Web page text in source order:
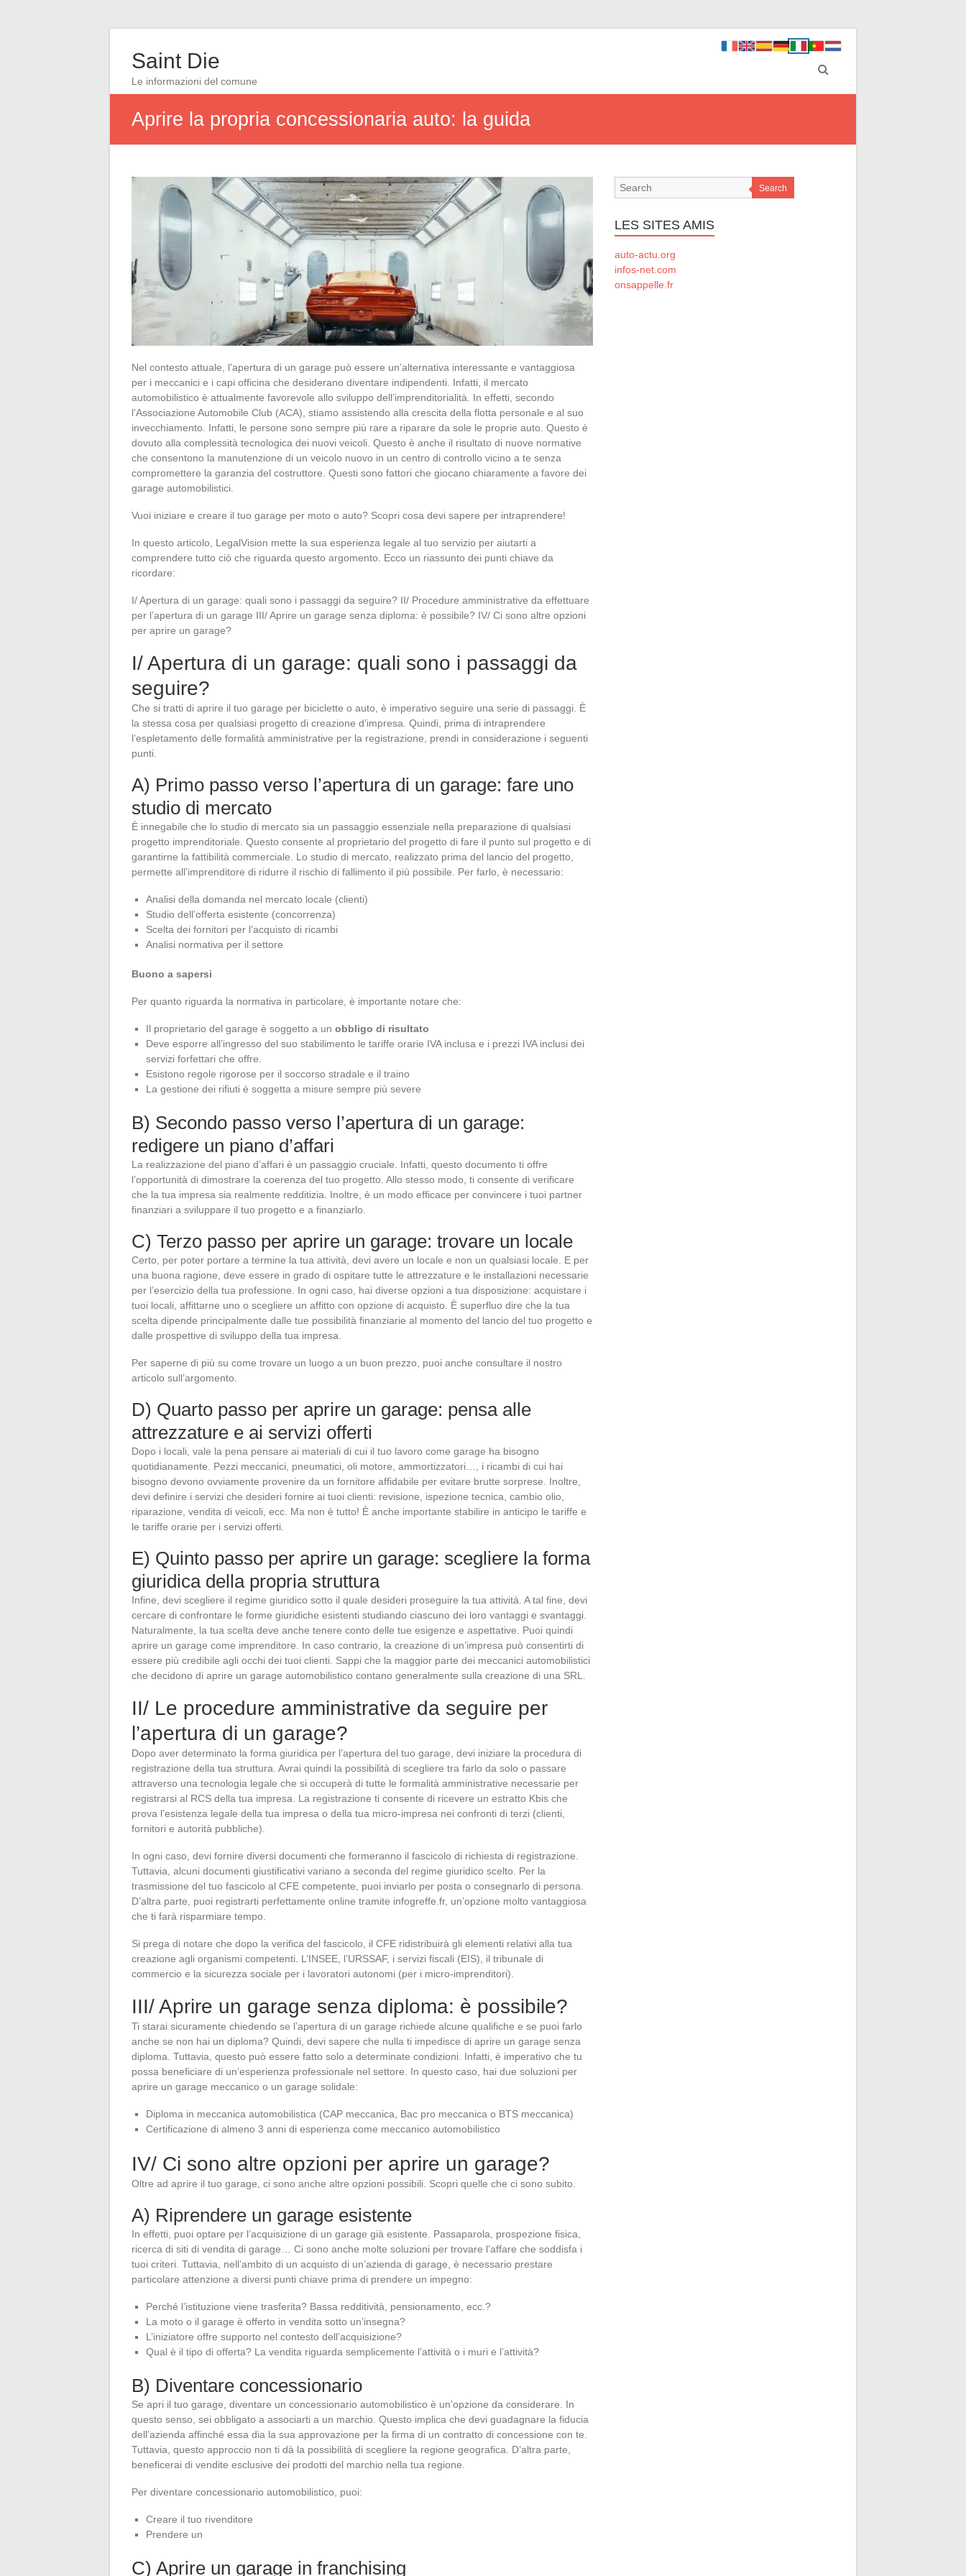
Saint Die
Le informazioni del comune
Aprire la propria concessionaria auto: la guida
Nel contesto attuale, l’apertura di un garage può essere un’alternativa interessante e vantaggiosa
per i meccanici e i capi officina che desiderano diventare indipendenti. Infatti, il mercato
automobilistico è attualmente favorevole allo sviluppo dell’imprenditorialità. In effetti, secondo
l’Associazione Automobile Club (ACA), stiamo assistendo alla crescita della flotta personale e al suo
invecchiamento. Infatti, le persone sono sempre più rare a riparare da sole le proprie auto. Questo è
dovuto alla complessità tecnologica dei nuovi veicoli. Questo è anche il risultato di nuove normative
che consentono la manutenzione di un veicolo nuovo in un centro di controllo vicino a te senza
compromettere la garanzia del costruttore. Questi sono fattori che giocano chiaramente a favore dei
garage automobilistici.
Vuoi iniziare e creare il tuo garage per moto o auto? Scopri cosa devi sapere per intraprendere!
In questo articolo, LegalVision mette la sua esperienza legale al tuo servizio per aiutarti a
comprendere tutto ciò che riguarda questo argomento. Ecco un riassunto dei punti chiave da
ricordare:
I/ Apertura di un garage: quali sono i passaggi da seguire? II/ Procedure amministrative da effettuare
per l’apertura di un garage III/ Aprire un garage senza diploma: è possibile? IV/ Ci sono altre opzioni
per aprire un garage?
I/ Apertura di un garage: quali sono i passaggi da
seguire?
Che si tratti di aprire il tuo garage per biciclette o auto, è imperativo seguire una serie di passaggi. È
la stessa cosa per qualsiasi progetto di creazione d’impresa. Quindi, prima di intraprendere
l’espletamento delle formalità amministrative per la registrazione, prendi in considerazione i seguenti
punti.
A) Primo passo verso l’apertura di un garage: fare uno
studio di mercato
È innegabile che lo studio di mercato sia un passaggio essenziale nella preparazione di qualsiasi
progetto imprenditoriale. Questo consente al proprietario del progetto di fare il punto sul progetto e di
garantirne la fattibilità commerciale. Lo studio di mercato, realizzato prima del lancio del progetto,
permette all’imprenditore di ridurre il rischio di fallimento il più possibile. Per farlo, è necessario:
Analisi della domanda nel mercato locale (clienti)
Studio dell’offerta esistente (concorrenza)
Scelta dei fornitori per l’acquisto di ricambi
Analisi normativa per il settore
Buono a sapersi
Per quanto riguarda la normativa in particolare, è importante notare che:
Il proprietario del garage è soggetto a un obbligo di risultato
Deve esporre all’ingresso del suo stabilimento le tariffe orarie IVA inclusa e i prezzi IVA inclusi dei
servizi forfettari che offre.
Esistono regole rigorose per il soccorso stradale e il traino
La gestione dei rifiuti è soggetta a misure sempre più severe
B) Secondo passo verso l’apertura di un garage:
redigere un piano d’affari
La realizzazione del piano d’affari è un passaggio cruciale. Infatti, questo documento ti offre
l’opportunità di dimostrare la coerenza del tuo progetto. Allo stesso modo, ti consente di verificare
che la tua impresa sia realmente redditizia. Inoltre, è un modo efficace per convincere i tuoi partner
finanziari a sviluppare il tuo progetto e a finanziarlo.
C) Terzo passo per aprire un garage: trovare un locale
Certo, per poter portare a termine la tua attività, devi avere un locale e non un qualsiasi locale. E per
una buona ragione, deve essere in grado di ospitare tutte le attrezzature e le installazioni necessarie
per l’esercizio della tua professione. In ogni caso, hai diverse opzioni a tua disposizione: acquistare i
tuoi locali, affittarne uno o scegliere un affitto con opzione di acquisto. È superfluo dire che la tua
scelta dipende principalmente dalle tue possibilità finanziarie al momento del lancio del tuo progetto e
dalle prospettive di sviluppo della tua impresa.
Per saperne di più su come trovare un luogo a un buon prezzo, puoi anche consultare il nostro
articolo sull’argomento.
D) Quarto passo per aprire un garage: pensa alle
attrezzature e ai servizi offerti
Dopo i locali, vale la pena pensare ai materiali di cui il tuo lavoro come garage ha bisogno
quotidianamente. Pezzi meccanici, pneumatici, oli motore, ammortizzatori…, i ricambi di cui hai
bisogno devono ovviamente provenire da un fornitore affidabile per evitare brutte sorprese. Inoltre,
devi definire i servizi che desideri fornire ai tuoi clienti: revisione, ispezione tecnica, cambio olio,
riparazione, vendita di veicoli, ecc. Ma non è tutto! È anche importante stabilire in anticipo le tariffe e
le tariffe orarie per i servizi offerti.
E) Quinto passo per aprire un garage: scegliere la forma
giuridica della propria struttura
Infine, devi scegliere il regime giuridico sotto il quale desideri proseguire la tua attività. A tal fine, devi
cercare di confrontare le forme giuridiche esistenti studiando ciascuno dei loro vantaggi e svantaggi.
Naturalmente, la tua scelta deve anche tenere conto delle tue esigenze e aspettative. Puoi quindi
aprire un garage come imprenditore. In caso contrario, la creazione di un’impresa può consentirti di
essere più credibile agli occhi dei tuoi clienti. Sappi che la maggior parte dei meccanici automobilistici
che decidono di aprire un garage automobilistico contano generalmente sulla creazione di una SRL.
II/ Le procedure amministrative da seguire per
l’apertura di un garage?
Dopo aver determinato la forma giuridica per l’apertura del tuo garage, devi iniziare la procedura di
registrazione della tua struttura. Avrai quindi la possibilità di scegliere tra farlo da solo o passare
attraverso una tecnologia legale che si occuperà di tutte le formalità amministrative necessarie per
registrarsi al RCS della tua impresa. La registrazione ti consente di ricevere un estratto Kbis che
prova l’esistenza legale della tua impresa o della tua micro-impresa nei confronti di terzi (clienti,
fornitori e autorità pubbliche).
In ogni caso, devi fornire diversi documenti che formeranno il fascicolo di richiesta di registrazione.
Tuttavia, alcuni documenti giustificativi variano a seconda del regime giuridico scelto. Per la
trasmissione del tuo fascicolo al CFE competente, puoi inviarlo per posta o consegnarlo di persona.
D’altra parte, puoi registrarti perfettamente online tramite infogreffe.fr, un’opzione molto vantaggiosa
che ti farà risparmiare tempo.
Si prega di notare che dopo la verifica del fascicolo, il CFE ridistribuirà gli elementi relativi alla tua
creazione agli organismi competenti. L’INSEE, l’URSSAF, i servizi fiscali (EIS), il tribunale di
commercio e la sicurezza sociale per i lavoratori autonomi (per i micro-imprenditori).
III/ Aprire un garage senza diploma: è possibile?
Ti starai sicuramente chiedendo se l’apertura di un garage richiede alcune qualifiche e se puoi farlo
anche se non hai un diploma? Quindi, devi sapere che nulla ti impedisce di aprire un garage senza
diploma. Tuttavia, questo può essere fatto solo a determinate condizioni. Infatti, è imperativo che tu
possa beneficiare di un’esperienza professionale nel settore. In questo caso, hai due soluzioni per
aprire un garage meccanico o un garage solidale:
Diploma in meccanica automobilistica (CAP meccanica, Bac pro meccanica o BTS meccanica)
Certificazione di almeno 3 anni di esperienza come meccanico automobilistico
IV/ Ci sono altre opzioni per aprire un garage?
Oltre ad aprire il tuo garage, ci sono anche altre opzioni possibili. Scopri quelle che ci sono subito.
A) Riprendere un garage esistente
In effetti, puoi optare per l’acquisizione di un garage già esistente. Passaparola, prospezione fisica,
ricerca di siti di vendita di garage… Ci sono anche molte soluzioni per trovare l’affare che soddisfa i
tuoi criteri. Tuttavia, nell’ambito di un acquisto di un’azienda di garage, è necessario prestare
particolare attenzione a diversi punti chiave prima di prendere un impegno:
Perché l’istituzione viene trasferita? Bassa redditività, pensionamento, ecc.?
La moto o il garage è offerto in vendita sotto un’insegna?
L’iniziatore offre supporto nel contesto dell’acquisizione?
Qual è il tipo di offerta? La vendita riguarda semplicemente l’attività o i muri e l’attività?
B) Diventare concessionario
Se apri il tuo garage, diventare un concessionario automobilistico è un’opzione da considerare. In
questo senso, sei obbligato a associarti a un marchio. Questo implica che devi guadagnare la fiducia
dell’azienda affinché essa dia la sua approvazione per la firma di un contratto di concessione con te.
Tuttavia, questo approccio non ti dà la possibilità di scegliere la regione geografica. D’altra parte,
beneficerai di vendite esclusive dei prodotti del marchio nella tua regione.
Per diventare concessionario automobilistico, puoi:
Creare il tuo rivenditore
Prendere un
C) Aprire un garage in franchising
Search
LES SITES AMIS
auto-actu.org
infos-net.com
onsappelle.fr